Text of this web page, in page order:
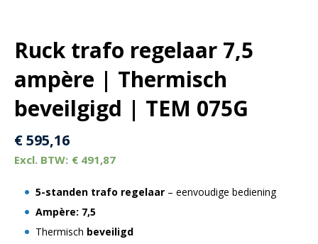
Ruck trafo regelaar 7,5
ampère | Thermisch
beveilgigd | TEM 075G
€595,16
€ 491,87
5-standen trafo regelaar – eenvoudige bediening
Ampère: 7,5
Thermisch beveiligd